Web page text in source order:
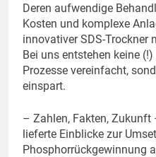
Deren aufwendige
Kosten und komplexe
innovativer SDS-Trockner
Bei uns entstehen keine
Prozesse vereinfacht,
einspart.
– Zahlen, Fakten,
lieferte Einblicke zur
Phosphorrückgewinnung